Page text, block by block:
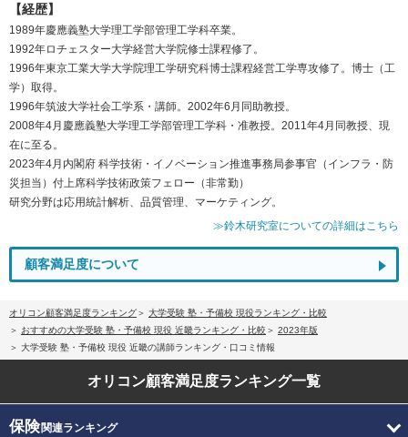
【経歴】
1989年慶應義塾大学理工学部管理工学科卒業。
1992年ロチェスター大学経営大学院修士課程修了。
1996年東京工業大学大学院理工学研究科博士課程経営工学専攻修了。博士（工
学）取得。
1996年筑波大学社会工学系・講師。2002年6月同助教授。
2008年4月慶應義塾大学理工学部管理工学科・准教授。2011年4月同教授、現
在に至る。
2023年4月内閣府 科学技術・イノベーション推進事務局参事官（インフラ・防
災担当）付上席科学技術政策フェロー（非常勤）
研究分野は応用統計解析、品質管理、マーケティング。
≫鈴木研究室についての詳細はこちら
顧客満足度について
オリコン顧客満足度ランキング
大学受験 塾・予備校 現役ランキング・比較
おすすめの大学受験 塾・予備校 現役 近畿ランキング・比較
2023年版
大学受験 塾・予備校 現役 近畿の講師ランキング・口コミ情報
オリコン顧客満足度ランキング一覧
保険関連ランキング